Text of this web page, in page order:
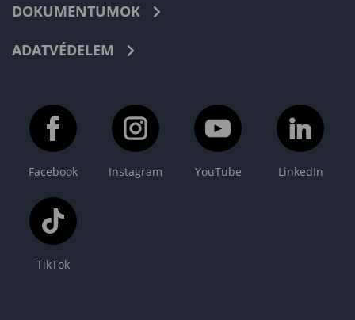
DOKUMENTUMOK
ADATVÉDELEM
Facebook Instagram YouTube LinkedIn
TikTok